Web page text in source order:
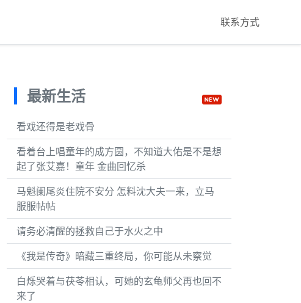
联系方式
最新生活
看戏还得是老戏骨
看着台上唱童年的成方圆，不知道大佑是不是想
起了张艾嘉！童年 金曲回忆杀
马魁阑尾炎住院不安分 怎料沈大夫一来，立马
服服帖帖
请务必清醒的拯救自己于水火之中
《我是传奇》暗藏三重终局，你可能从未察觉
白烁哭着与茯苓相认，可她的玄龟师父再也回不
来了